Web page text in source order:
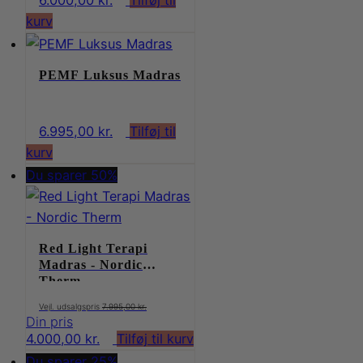
kurv
PEMF Luksus Madras
6.995,00 kr.
Tilføj til
kurv
Du sparer 50%
Red Light Terapi
Madras - Nordic
Therm
7.995,00kr.Den
pris
4.000,00 kr. Den
aktuelle
Tilføj til kurv